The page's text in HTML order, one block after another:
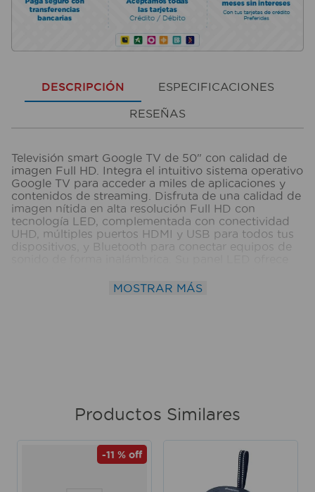
DESCRIPCIÓN ESPECIFICACIONES
RESEÑAS
Televisión smart Google TV de 50" con calidad de
imagen Full HD. Integra el intuitivo sistema operativo
Google TV para acceder a miles de aplicaciones y
contenidos de streaming. Disfruta de una calidad de
imagen nítida en alta resolución Full HD con
tecnología LED, complementada con conectividad
UHD, múltiples puertos HDMI y USB para todos tus
dispositivos, y Bluetooth para conectar equipos de
pierdas ningún detalle. Ⓘ Imágenes referenciales.
Medidas del producto (Alt+Anch+Prof): 64,5 x 111 x
MOSTRAR MÁS
Productos Similares
-11 % off